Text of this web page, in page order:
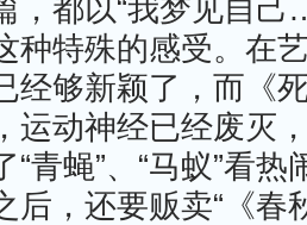
，都以“我梦见自
种特殊的感受。在
经够新颖了，而《
运动神经已经废灭
“青蝇”、“马蚁”看
后，还要贩卖“《春